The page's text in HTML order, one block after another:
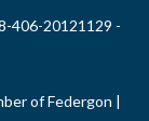
406-20121129 -
of Federgon |